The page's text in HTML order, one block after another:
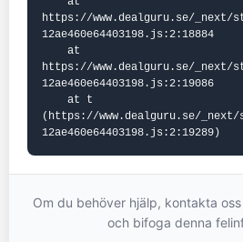
https://www.dealguru.se/_next/
12ae460e64403198.js:2:18884
https://www.dealguru.se/_next/
12ae460e64403198.js:2:19086
(https://www.dealguru.se/
12ae460e64403198.js:2:19289)
Om du behöver hjälp, kontakta
och bifoga denna